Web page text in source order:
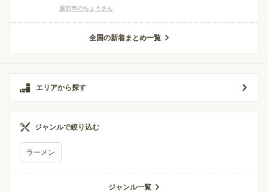
越前市のちょうさん
全国の新着まとめ一覧
エリアから探す
ジャンルで絞り込む
ラーメン
ジャンル一覧